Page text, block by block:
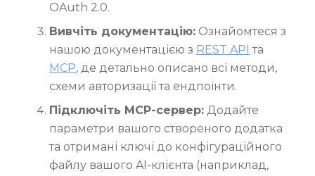
OAuth 2.0.
Вивчіть документацію: Ознайомтеся з
нашою документацією з REST API та
MCP, де детально описано всі методи,
схеми авторизації та ендпоїнти.
Підключіть MCP-сервер: Додайте
параметри вашого створеного додатка
та отримані ключі до конфігураційного
файлу вашого AI-клієнта (наприклад,